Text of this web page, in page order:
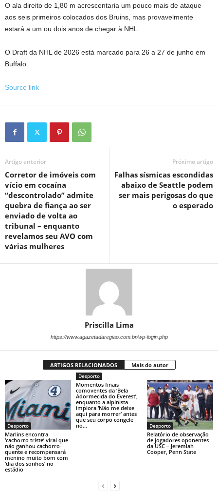
O ala direito de 1,80 m acrescentaria um pouco mais de ataque
aos seis primeiros colocados dos Bruins, mas provavelmente
estará a um ou dois anos de chegar à NHL.
O Draft da NHL de 2026 está marcado para 26 a 27 de junho em
Buffalo.
Source link
Artigo anterior
Corretor de imóveis com
vício em cocaína
“descontrolado” admite
quebra de fiança ao ser
enviado de volta ao
tribunal – enquanto
revelamos seu AVO com
várias mulheres
Próximo artigo
Falhas sísmicas escondidas
abaixo de Seattle podem
ser mais perigosas do que
o esperado
Priscilla Lima
https://www.agazetadaregiao.com.br/wp-login.php
ARTIGOS RELACIONADOS Mais do autor
Desporto
Marlins encontra
‘cachorro triste’ viral que
não ganhou cachorro-
quente e recompensará
menino muito bom com
‘dia dos sonhos’ no
estádio
Desporto
Momentos finais
comoventes da ‘Bela
Adormecida do Everest’,
enquanto a alpinista
implora ‘Não me deixe
aqui para morrer’ antes
que seu corpo congele
no...
Desporto
Relatório de observação
de jogadores oponentes
da USC – Jeremiah
Cooper, Penn State